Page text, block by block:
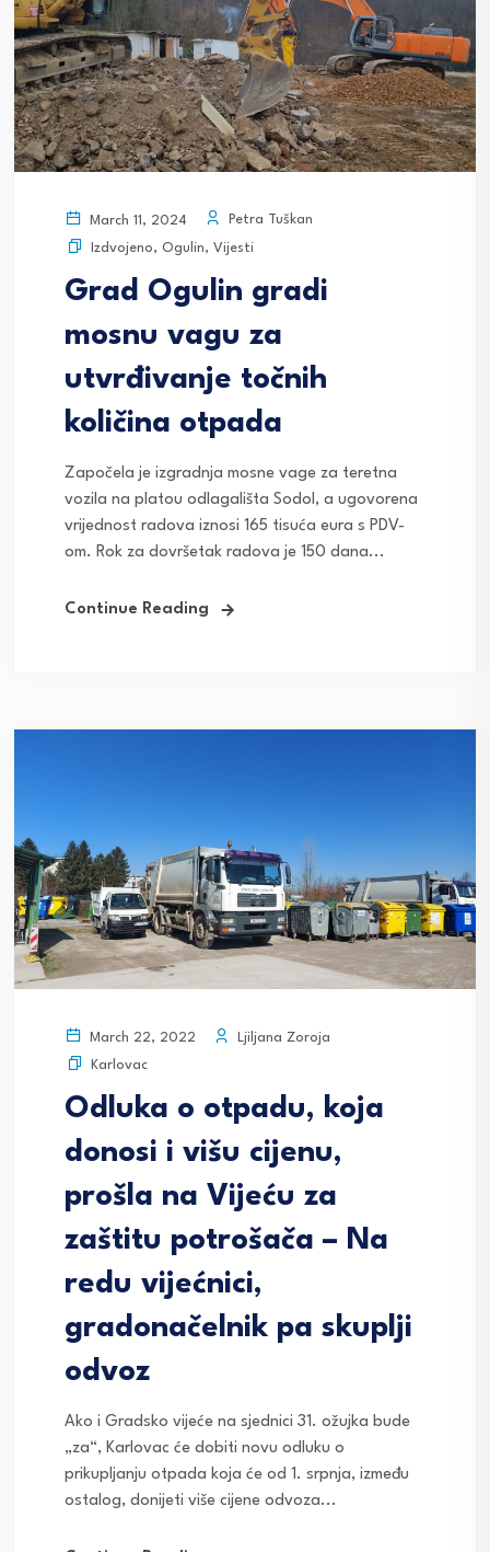
March 11, 2024
Petra Tuškan
Izdvojeno, Ogulin, Vijesti
Grad Ogulin gradi
mosnu vagu za
utvrđivanje točnih
količina otpada
Započela je izgradnja mosne vage za teretna
vozila na platou odlagališta Sodol, a ugovorena
vrijednost radova iznosi 165 tisuća eura s PDV-
om. Rok za dovršetak radova je 150 dana...
Continue Reading
March 22, 2022
Ljiljana Zoroja
Karlovac
Odluka o otpadu, koja
donosi i višu cijenu,
prošla na Vijeću za
zaštitu potrošača – Na
redu vijećnici,
gradonačelnik pa skuplji
odvoz
Ako i Gradsko vijeće na sjednici 31. ožujka bude
„za“, Karlovac će dobiti novu odluku o
prikupljanju otpada koja će od 1. srpnja, između
ostalog, donijeti više cijene odvoza...